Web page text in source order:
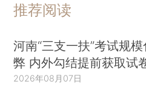
推荐阅读
河南“三支一扶”考试规
弊 内外勾结提前获取试
2026年08月07日